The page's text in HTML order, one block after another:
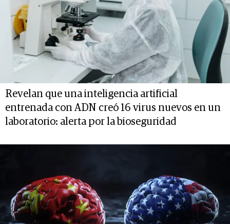
Revelan que una inteligencia artificial
entrenada con ADN creó 16 virus nuevos en un
laboratorio: alerta por la bioseguridad